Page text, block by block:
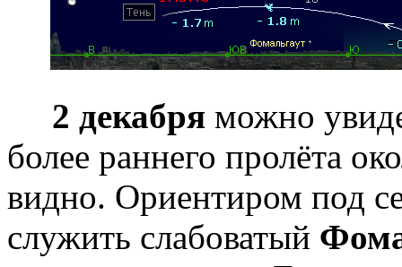
2 декабря можно
более раннего пролёта
видно. Ориентиром под
служить слабоватый